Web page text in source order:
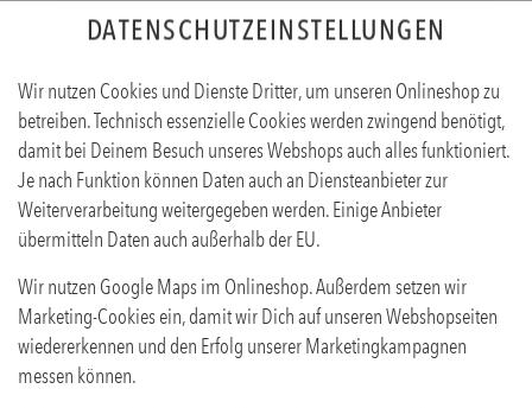
DATENSCHUTZEINSTELLUNGEN
Wir nutzen Cookies und Dienste Dritter, um unseren Onlineshop zu
betreiben. Technisch essenzielle Cookies werden zwingend benötigt,
damit bei Deinem Besuch unseres Webshops auch alles funktioniert.
Je nach Funktion können Daten auch an Diensteanbieter zur
Weiterverarbeitung weitergegeben werden. Einige Anbieter
übermitteln Daten auch außerhalb der EU.
Wir nutzen Google Maps im Onlineshop. Außerdem setzen wir
Marketing-Cookies ein, damit wir Dich auf unseren Webshopseiten
wiedererkennen und den Erfolg unserer Marketingkampagnen
messen können.
LIMO BROMBEER-ROSMARIN 0,5L
Produktinfos